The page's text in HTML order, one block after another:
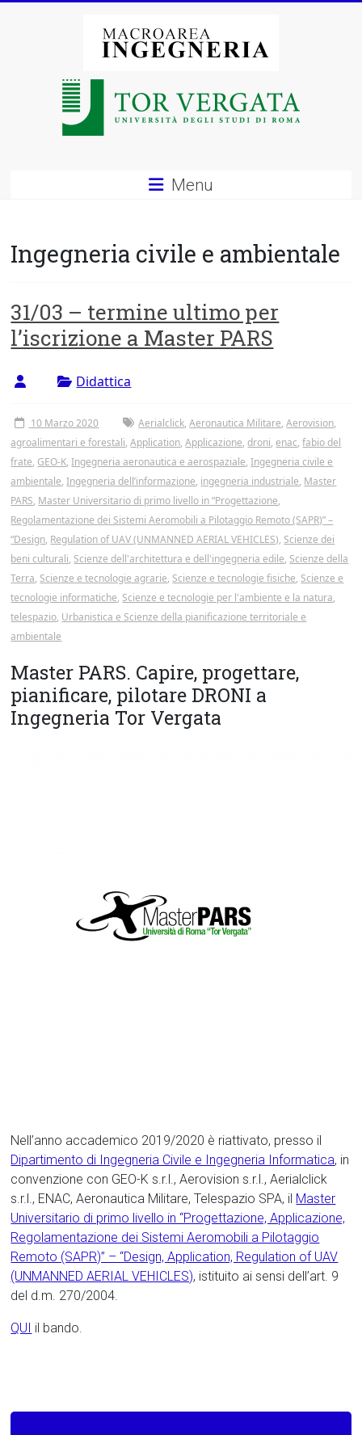
Macroarea
degli
di
Roma
Tor
Vergata
Menu
Ingegneria civile e ambientale
31/03 – termine ultimo per
l’iscrizione a Master PARS
Didattica
10 Marzo 2020 Aerialclick,Aeronautica Militare,Aerovision,
agroalimentari e forestali,Application,Applicazione,droni,enac,fabio del
frate, GEO-K,Ingegneria aeronautica e aerospaziale,Ingegneria civile e
ambientale,Ingegneria dell’informazione, ingegneria industriale, Master
PARS, Master Universitario di primo livello in “Progettazione,
Regolamentazione dei Sistemi Aeromobili a Pilotaggio Remoto (SAPR)” –
“Design, Regulation of UAV (UNMANNED AERIAL VEHICLES), Scienze dei
beni culturali, Scienze dell'architettura e dell'ingegneria edile, Scienze della
Terra, Scienze e tecnologie agrarie, Scienze e tecnologie fisiche, Scienze e
tecnologie informatiche, Scienze e tecnologie per l'ambiente e la natura,
telespazio, Urbanistica e Scienze della pianificazione territoriale e
ambientale
Master PARS. Capire, progettare,
pianificare, pilotare DRONI a
Ingegneria Tor Vergata
Nell’anno accademico 2019/2020 è riattivato, presso il
Dipartimento di Ingegneria Civile e Ingegneria Informatica, in
convenzione con GEO-K s.r.l., Aerovision s.r.l., Aerialclick
s.r.l., ENAC, Aeronautica Militare, Telespazio SPA, il Master
Universitario di primo livello in “Progettazione, Applicazione,
Regolamentazione dei Sistemi Aeromobili a Pilotaggio
Remoto (SAPR)” – “Design, Application, Regulation of UAV
(UNMANNED AERIAL VEHICLES), istituito ai sensi dell’art. 9
del d.m. 270/2004.
QUI il bando.